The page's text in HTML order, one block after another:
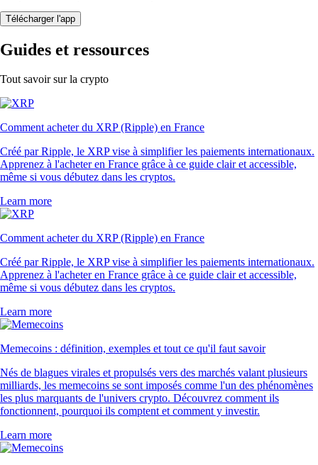
Télécharger l'app
Guides et ressources
Tout savoir sur la crypto
Comment acheter du XRP (Ripple) en France
Créé par Ripple, le XRP vise à simplifier les paiements internationaux.
Apprenez à l'acheter en France grâce à ce guide clair et accessible,
même si vous débutez dans les cryptos.
Learn more
Comment acheter du XRP (Ripple) en France
Créé par Ripple, le XRP vise à simplifier les paiements internationaux.
Apprenez à l'acheter en France grâce à ce guide clair et accessible,
même si vous débutez dans les cryptos.
Learn more
Memecoins : définition, exemples et tout ce qu'il faut savoir
Nés de blagues virales et propulsés vers des marchés valant plusieurs
milliards, les memecoins se sont imposés comme l'un des phénomènes
les plus marquants de l'univers crypto. Découvrez comment ils
fonctionnent, pourquoi ils comptent et comment y investir.
Learn more